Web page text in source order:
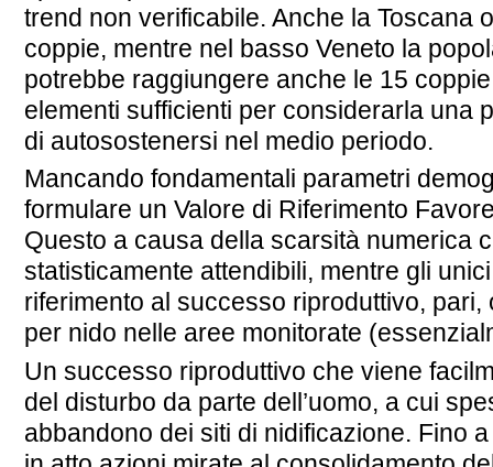
trend non verificabile. Anche la Toscana
coppie, mentre nel basso Veneto la
potrebbe raggiungere anche le 15
elementi sufficienti per considerarla una
di autosostenersi nel medio periodo.
Mancando fondamentali parametri
formulare un Valore di Riferimento
Questo a causa della scarsità numerica
statisticamente attendibili, mentre gli
riferimento al successo riproduttivo,
per nido nelle aree monitorate
Un successo riproduttivo che viene
del disturbo da parte dell’uomo, a cui
abbandono dei siti di nidificazione. Fino